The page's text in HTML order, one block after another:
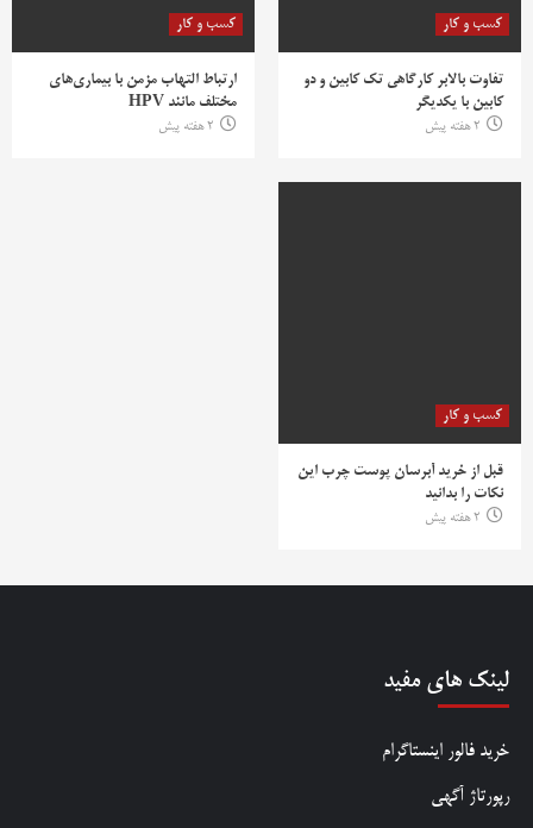
کسب و کار
تفاوت بالابر کارگاهی تک کابین و دو
کابین با یکدیگر
2 هفته پیش
کسب و کار
ارتباط التهاب مزمن با بیماری‌های
مختلف مانند HPV
2 هفته پیش
کسب و کار
قبل از خرید آبرسان پوست چرب این
نکات را بدانید
2 هفته پیش
لینک های مفید
خرید فالور اینستاگرام
رپورتاژ آگهی